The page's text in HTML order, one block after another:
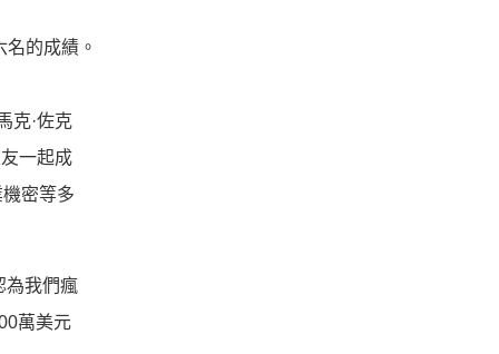
的成績。
克·佐克
一起成
密等多
為我們瘋
萬美元